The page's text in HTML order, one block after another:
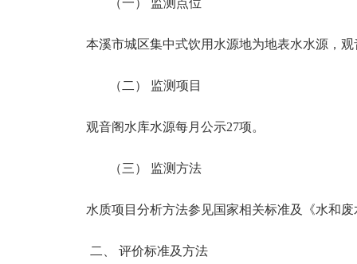
（一） 监测点位
本溪市城区集中式饮用水源地为地表水水源，
（二） 监测项目
观音阁水库水源每月公示27项。
（三） 监测方法
水质项目分析方法参见国家相关标准及《水和
二、 评价标准及方法